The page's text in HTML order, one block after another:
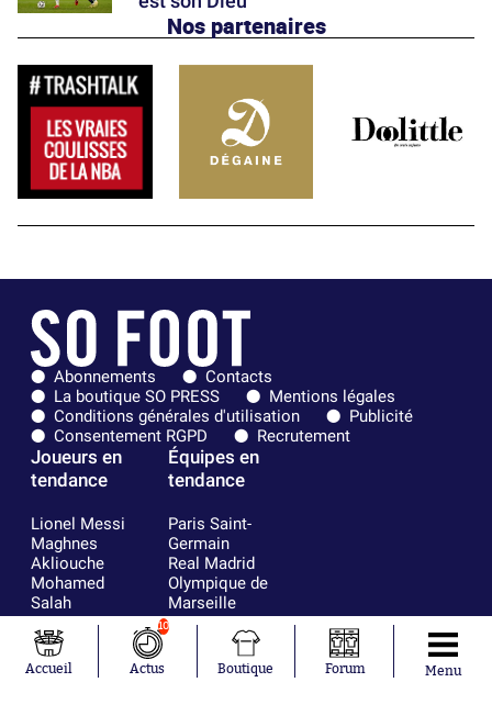
Nos partenaires
Abonnements
Contacts
La boutique SO PRESS
Mentions légales
Conditions générales d'utilisation
Publicité
Consentement RGPD
Recrutement
Joueurs en
tendance
Lionel Messi
Maghnes
Akliouche
Mohamed
Salah
Neymar
Julián Álvarez
Ferrán Torres
Kilian Corredor
Équipes en
tendance
Paris Saint-
Germain
Real Madrid
Olympique de
Marseille
FIFA
FC Barcelone
Argentine
Olympique
Accueil
10
Actus Boutique Forum Menu